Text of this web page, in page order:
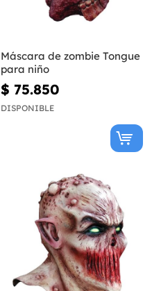
Máscara de zombie Tongue
para niño
$ 75.850
DISPONIBLE